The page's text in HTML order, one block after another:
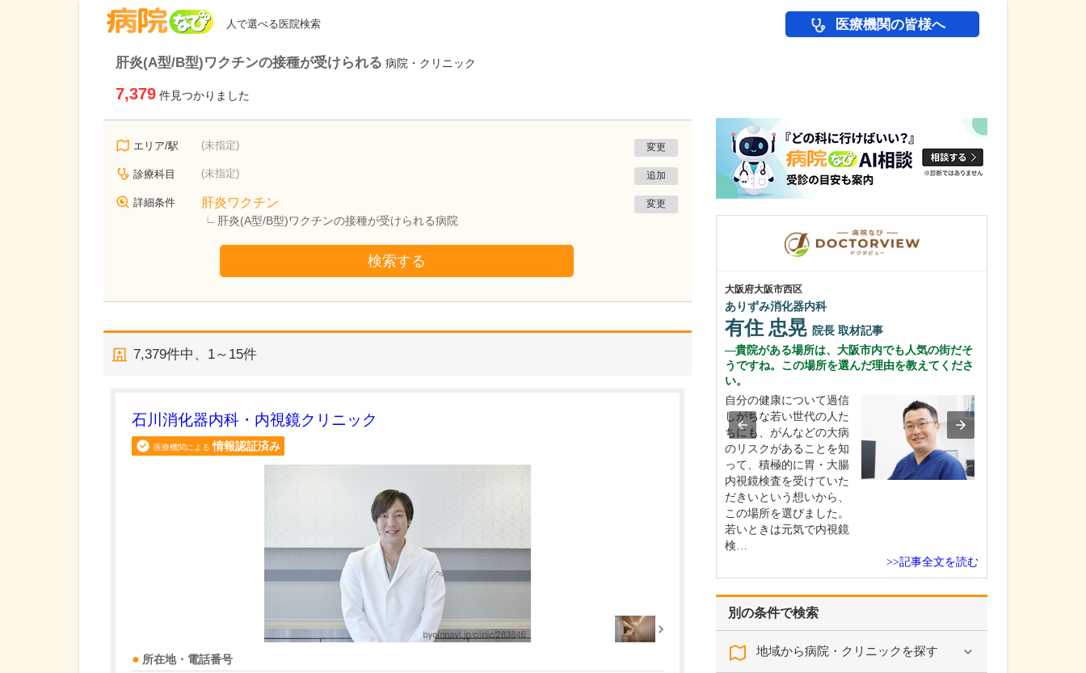
人で選べる医院検索 医療機関の皆様へ
肝炎(A型/B型)ワクチンの接種が受けられる 病院・クリニック
7,379 件見つかりました
エリア/駅 (未指定) 変更
診療科目 (未指定) 追加
詳細条件 肝炎ワクチン
肝炎(A型/B型)ワクチンの接種が受けられる病院
変更
検索する
7,379件中、 1～15件
石川消化器内科・内視鏡クリニック
医療機関による 情報認証済み
所在地・電話番号
別の条件で検索
地域から病院・クリニックを探す
大阪府大阪市西区
ありずみ消化器内科
有住 忠晃 院長 取材記事
貴院がある場所は、大阪市内でも人気の街だそ
うですね。この場所を選んだ理由を教えてくださ
い。
自分の健康について過信
しがちな若い世代の人た
ちにも、がんなどの大病
のリスクがあることを知
って、積極的に胃・大腸
内視鏡検査を受けていた
だきいという想いから、
この場所を選びました。
若いときは元気で内視鏡
検…
>>記事全文を読む
富山駅前おおむら内科・内視鏡クリニック
大村 仁志院長取材記事
ました。内視鏡の指導医